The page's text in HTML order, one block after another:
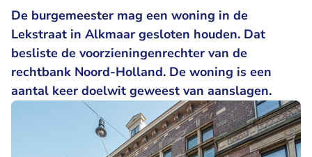
De burgemeester mag een woning in de
Lekstraat in Alkmaar gesloten houden. Dat
besliste de voorzieningenrechter van de
rechtbank Noord-Holland. De woning is een
aantal keer doelwit geweest van aanslagen.